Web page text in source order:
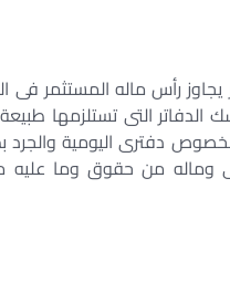
رأس ماله المستثمر فى
الدفاتر التى تستلزمها
دفترى اليومية والجرد
وماله من حقوق وما